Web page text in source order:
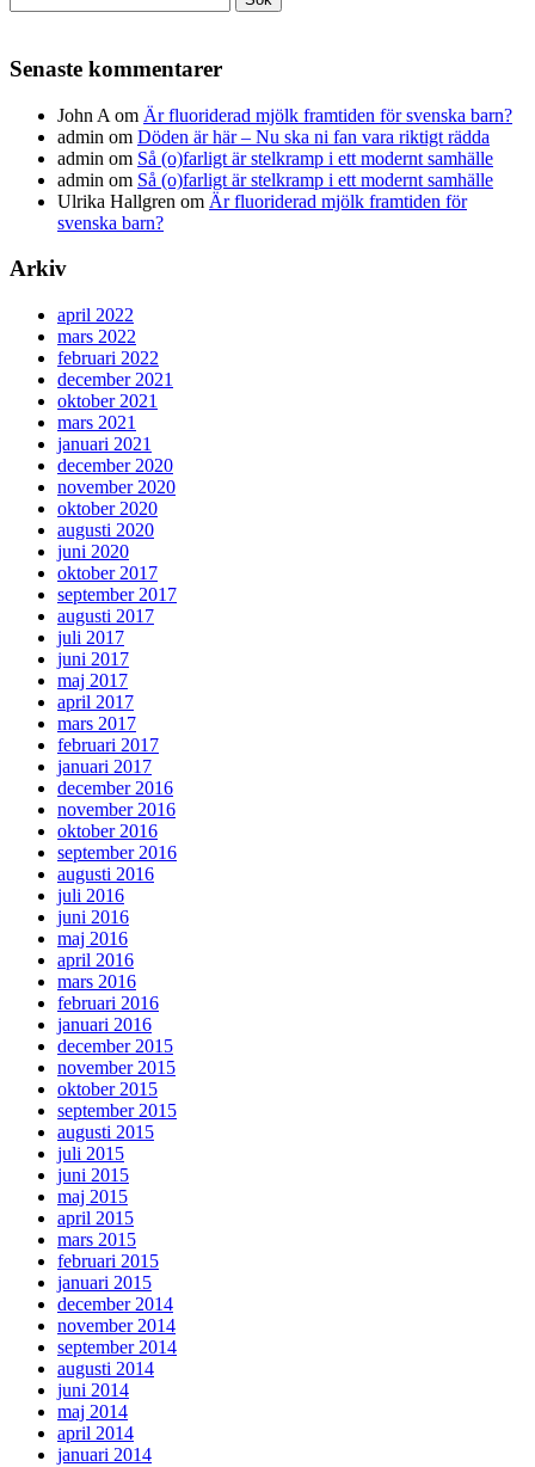
efter:
Senaste kommentarer
John A om Är fluoriderad mjölk framtiden för svenska barn?
admin om Döden är här – Nu ska ni fan vara riktigt rädda
admin om Så (o)farligt är stelkramp i ett modernt samhälle
admin om Så (o)farligt är stelkramp i ett modernt samhälle
Ulrika Hallgren om Är fluoriderad mjölk framtiden för
svenska barn?
Arkiv
april 2022
mars 2022
februari 2022
december 2021
oktober 2021
mars 2021
januari 2021
december 2020
november 2020
oktober 2020
augusti 2020
juni 2020
oktober 2017
september 2017
augusti 2017
juli 2017
juni 2017
maj 2017
april 2017
mars 2017
februari 2017
januari 2017
december 2016
november 2016
oktober 2016
september 2016
augusti 2016
juli 2016
juni 2016
maj 2016
april 2016
mars 2016
februari 2016
januari 2016
december 2015
november 2015
oktober 2015
september 2015
augusti 2015
juli 2015
juni 2015
maj 2015
april 2015
mars 2015
februari 2015
januari 2015
december 2014
november 2014
september 2014
augusti 2014
juni 2014
maj 2014
april 2014
januari 2014